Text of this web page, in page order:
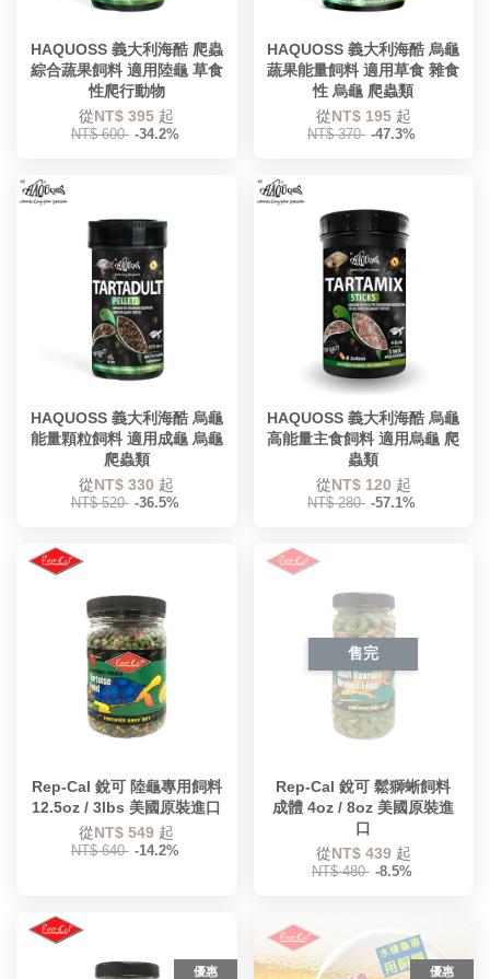
HAQUOSS 義大利海酷 爬蟲
綜合蔬果飼料 適用陸龜 草食
性爬行動物
從NT$ 395 起
NT$ 600 -34.2%
HAQUOSS 義大利海酷 烏龜
蔬果能量飼料 適用草食 雜食
性 烏龜 爬蟲類
從NT$ 195 起
NT$ 370 -47.3%
HAQUOSS 義大利海酷 烏龜
能量顆粒飼料 適用成龜 烏龜
爬蟲類
從NT$ 330 起
NT$ 520 -36.5%
HAQUOSS 義大利海酷 烏龜
高能量主食飼料 適用烏龜 爬
蟲類
從NT$ 120 起
NT$ 280 -57.1%
Rep-Cal 銳可 陸龜專用飼料
12.5oz / 3lbs 美國原裝進口
從NT$ 549 起
NT$ 640 -14.2%
售完
Rep-Cal 銳可 鬆獅蜥飼料
成體 4oz / 8oz 美國原裝進
口
從NT$ 439 起
NT$ 480 -8.5%
優惠 優惠